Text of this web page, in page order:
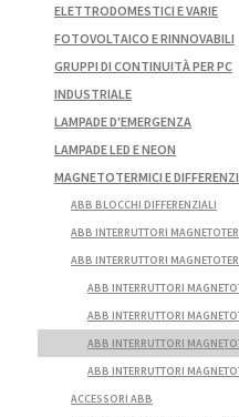
ELETTRODOMESTICI E VARIE
FOTOVOLTAICO E RINNOVABILI
GRUPPI DI CONTINUITÀ PER PC
INDUSTRIALE
LAMPADE D'EMERGENZA
LAMPADE LED E NEON
MAGNETOTERMICI E
ABB BLOCCHI DIFFERENZIALI
ABB INTERRUTTORI
ABB INTERRUTTORI
ABB INTERRUTTORI
ABB INTERRUTTORI
ABB INTERRUTTORI
ABB INTERRUTTORI
ACCESSORI ABB